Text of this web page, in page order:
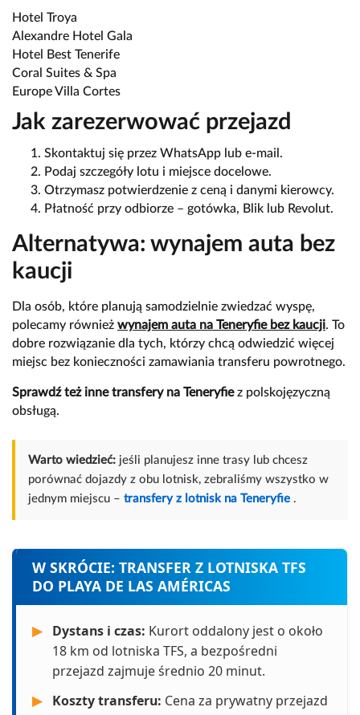
Hotel Troya
Alexandre Hotel Gala
Hotel Best Tenerife
Coral Suites & Spa
Europe Villa Cortes
Jak zarezerwować przejazd
Skontaktuj się przez WhatsApp lub e-mail.
Podaj szczegóły lotu i miejsce docelowe.
Otrzymasz potwierdzenie z ceną i danymi kierowcy.
Płatność przy odbiorze – gotówka, Blik lub Revolut.
Alternatywa: wynajem auta bez
kaucji
Dla osób, które planują samodzielnie zwiedzać wyspę,
polecamy również wynajem auta na Teneryfie bez kaucji. To
dobre rozwiązanie dla tych, którzy chcą odwiedzić więcej
miejsc bez konieczności zamawiania transferu powrotnego.
Sprawdź też inne transfery na Teneryfiez polskojęzyczną
obsługą.
Warto wiedzieć: jeśli planujesz inne trasy lub chcesz
porównać dojazdy z obu lotnisk, zebraliśmy wszystko w
jednym miejscu – transfery z lotnisk na Teneryfie .
W SKRÓCIE: TRANSFER Z LOTNISKA TFS
DO PLAYA DE LAS AMÉRICAS
▶ Dystans i czas: Kurort oddalony jest o około
18 km od lotniska TFS, a bezpośredni
przejazd zajmuje średnio 20 minut.
▶
Koszty transferu: Cena za prywatny przejazd